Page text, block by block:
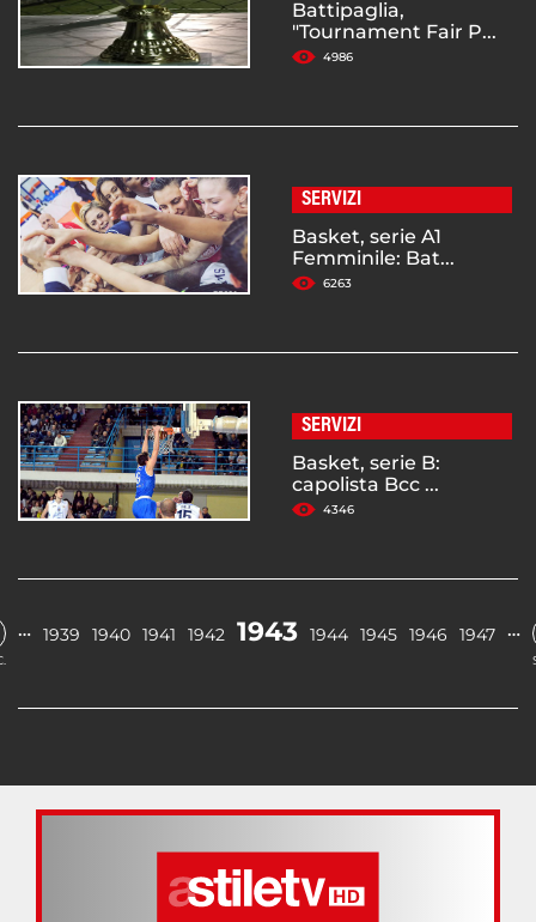
Battipaglia,
"Tournament Fair P...
4986
SERVIZI
Basket, serie A1
Femminile: Bat...
6263
SERVIZI
Basket, serie B:
capolista Bcc ...
4346
… 1939 1940 1941 1942 1943 1944 1945 1946 1947 …